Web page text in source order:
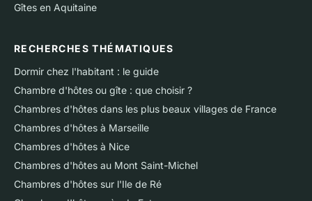
Gîtes en Aquitaine
RECHERCHES THÉMATIQUES
Dormir chez l'habitant : le guide
Chambre d'hôtes ou gîte : que choisir ?
Chambres d'hôtes dans les plus beaux villages de France
Chambres d'hôtes à Marseille
Chambres d'hôtes à Nice
Chambres d'hôtes au Mont Saint-Michel
Chambres d'hôtes sur l'Ile de Ré